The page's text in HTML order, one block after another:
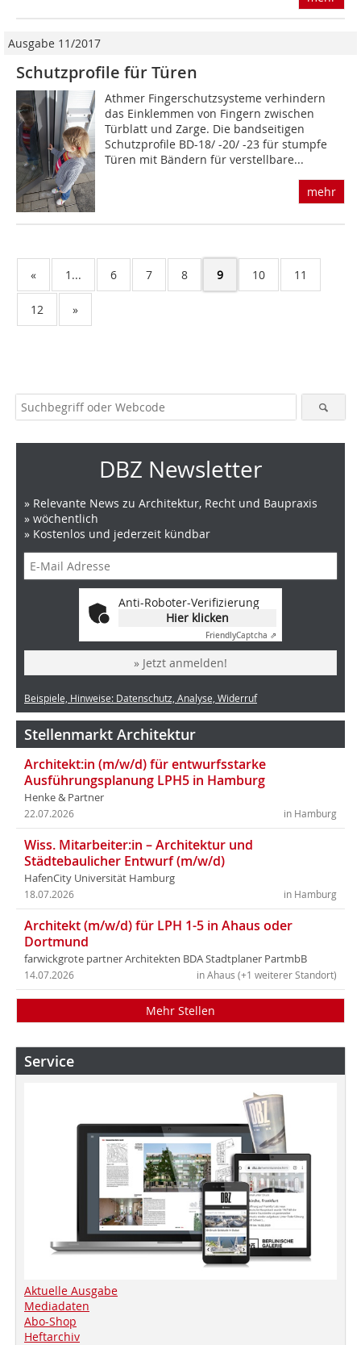
Ausgabe 11/2017
Schutzprofile für Türen
Athmer Fingerschutzsysteme verhindern
das Einklemmen von Fingern zwischen
Türblatt und Zarge. Die bandseitigen
Schutzprofile BD-18/ -20/ -23 für stumpfe
Türen mit Bändern für verstellbare...
mehr
« 1... 6 7 8 9 10 11
12 »
DBZ Newsletter
» Relevante News zu Architektur, Recht und Baupraxis
» wöchentlich
» Kostenlos und jederzeit kündbar
Anti-Roboter-Verifizierung
Hier klicken
FriendlyCaptcha ⇗
» Jetzt anmelden!
Beispiele, Hinweise: Datenschutz, Analyse, Widerruf
Stellenmarkt Architektur
Architekt:in (m/w/d) für entwurfsstarke
Ausführungsplanung LPH5 in Hamburg
Henke & Partner
in Hamburg
22.07.2026
Wiss. Mitarbeiter:in – Architektur und
Städtebaulicher Entwurf (m/w/d)
HafenCity Universität Hamburg
in Hamburg
18.07.2026
Architekt (m/w/d) für LPH 1-5 in Ahaus oder
Dortmund
farwickgrote partner Architekten BDA Stadtplaner PartmbB
in Ahaus (+1 weiterer Standort)
14.07.2026
Mehr Stellen
Service
Aktuelle Ausgabe
Mediadaten
Abo-Shop
Heftarchiv